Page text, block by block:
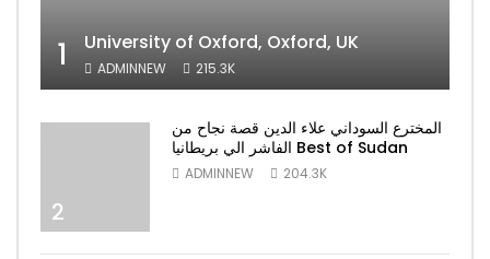
1 University of Oxford, Oxford, UK
ADMINNEW 215.3K
2
المخترع السوداني علاء الدين قصة نجاح من
الفاشر الي بريطانيا Best of Sudan
ADMINNEW 204.3K